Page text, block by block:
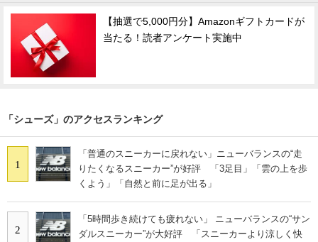
【抽選で5,000円分】Amazonギフトカードが
当たる！読者アンケート実施中
「シューズ」のアクセスランキング
1
「普通のスニーカーに戻れない」ニューバランスの“走
りたくなるスニーカー”が好評 「3足目」「雲の上を歩
くよう」「自然と前に足が出る」
2
「5時間歩き続けても疲れない」 ニューバランスの“サン
ダルスニーカー”が大好評 「スニーカーより涼しく快